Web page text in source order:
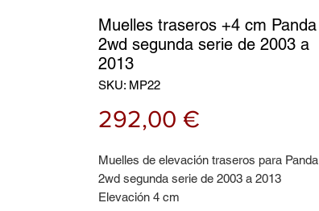
Muelles traseros +4 cm Panda
2wd segunda serie de 2003 a
2013
SKU: MP22
292,00 €
Muelles de elevación traseros para Panda
2wd segunda serie de 2003 a 2013
Elevación 4 cm